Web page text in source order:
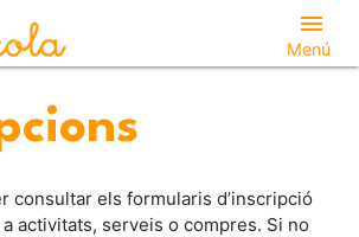
menu
Menú
consultar els formularis d’inscripció
activitats, serveis o compres. Si no